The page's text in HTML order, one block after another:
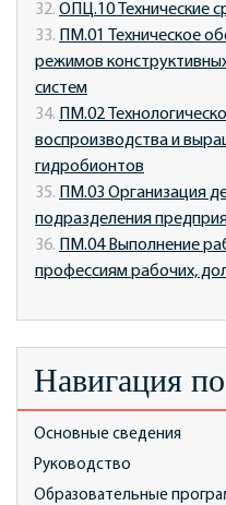
32. ОПЦ.10 Технические
33.
ПМ.01 Техническое
режимов
систем
34.
ПМ.02
воспроизводства и
гидробионтов
35.
ПМ.03 Организация
подразделения
36.
ПМ.04 Выполнение
профессиям рабочих,
Навигация
Основные сведения
Руководство
Образовательные